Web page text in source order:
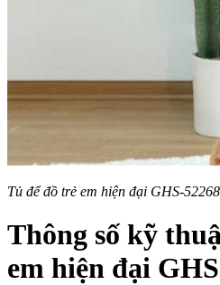
Tủ để đồ trẻ em hiện đại GHS-52268
Thông số kỹ
em hiện đại